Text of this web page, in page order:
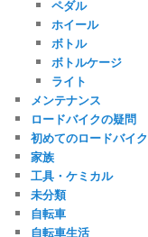
ペダル
ホイール
ボトル
ボトルケージ
ライト
メンテナンス
ロードバイクの疑問
初めてのロードバイク
家族
工具・ケミカル
未分類
自転車
自転車生活